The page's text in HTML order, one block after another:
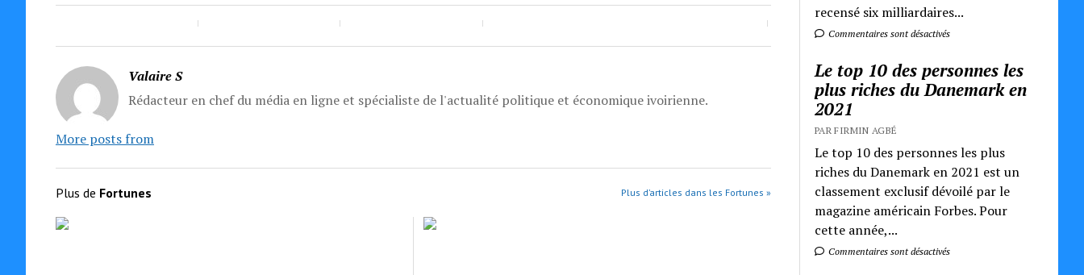
Valaire S
Rédacteur en chef du média en ligne et spécialiste de l'actualité politique et économique ivoirienne.
More posts from
Plus de Fortunes Plus d’articles dans les Fortunes »
recensé six milliardaires...
Commentaires sont désactivés
Le top 10 des personnes les
plus riches du Danemark en
2021
PAR FIRMIN AGBÉ
Le top 10 des personnes les plus
riches du Danemark en 2021 est un
classement exclusif dévoilé par le
magazine américain Forbes. Pour
cette année,...
Commentaires sont désactivés